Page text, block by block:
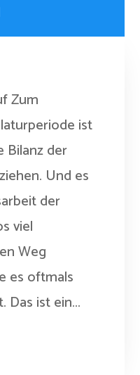
Zum
ist
Bilanz der
Und es
der
viel
Weg
es oftmals
Das ist ein...